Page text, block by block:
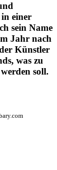
einer
sein Name
Jahr nach
Künstler
was zu
soll.